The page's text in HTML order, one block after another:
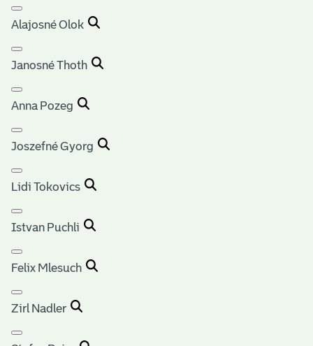
Alajosné Olok
Janosné Thoth
Anna Pozeg
Joszefné Gyorg
Lidi Tokovics
Istvan Puchli
Felix Mlesuch
Zirl Nadler